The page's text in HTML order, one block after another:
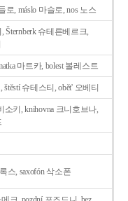
로, máslo 마슬로, nos 노스
, Šternberk 슈테른베르크,
마트카, bolest 볼레스트
štěstí 슈테스티, obět' 오베티
소키, knihovna 크니호브나,
스, saxofón 삭소폰